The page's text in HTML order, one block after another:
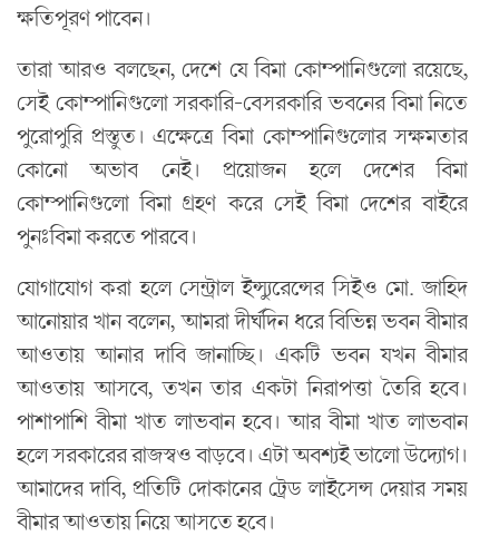
ক্ষতিপূরণ পাবেন।
তারা আরও বলছেন, দেশে যে বিমা কোম্পানিগুলো রয়েছে,
সেই কোম্পানিগুলো সরকারি-বেসরকারি ভবনের বিমা নিতে
পুরোপুরি প্রস্তুত। এক্ষেত্রে বিমা কোম্পানিগুলোর সক্ষমতার
কোনো অভাব নেই। প্রয়োজন হলে দেশের বিমা
কোম্পানিগুলো বিমা গ্রহণ করে সেই বিমা দেশের বাইরে
পুনঃবিমা করতে পারবে।
যোগাযোগ করা হলে সেন্ট্রাল ইন্স্যুরেন্সের সিইও মো. জাহিদ
আনোয়ার খান বলেন, আমরা দীর্ঘদিন ধরে বিভিন্ন ভবন বীমার
আওতায় আনার দাবি জানাচ্ছি। একটি ভবন যখন বীমার
আওতায় আসবে, তখন তার একটা নিরাপত্তা তৈরি হবে।
পাশাপাশি বীমা খাত লাভবান হবে। আর বীমা খাত লাভবান
হলে সরকারের রাজস্বও বাড়বে। এটা অবশ্যই ভালো উদ্যোগ।
আমাদের দাবি, প্রতিটি দোকানের ট্রেড লাইসেন্স দেয়ার সময়
বীমার আওতায় নিয়ে আসতে হবে।